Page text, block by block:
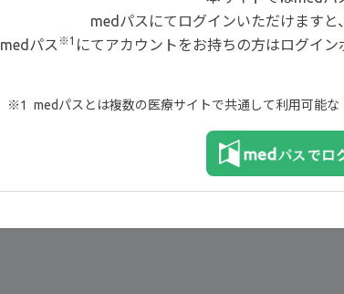
medパスにてログインいただけますと
medパス ※1 にてアカウントをお持ちの方はログイ
medパスとは複数の医療サイトで共通して利用可能な